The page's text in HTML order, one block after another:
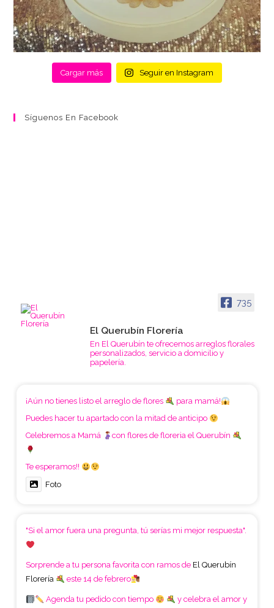
Cargar más Seguir en Instagram
Síguenos En Facebook
735
El Querubín Florería
En El Querubín te ofrecemos arreglos florales
personalizados, servicio a domicilio y
papelería.
¡Aún no tienes listo el arreglo de flores
para mamá!
Puedes hacer tu apartado con la mitad de anticipo
Celebremos a Mamá
con flores de floreria el Querubín
Te esperamos!!
Foto
"Si el amor fuera una pregunta, tú serías mi mejor respuesta".
Sorprende a tu persona favorita con ramos de El Querubín
Florería
este 14 de febrero
Agenda tu pedido con tiempo
y celebra el amor y